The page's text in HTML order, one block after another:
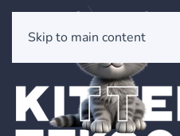
Skip to main content